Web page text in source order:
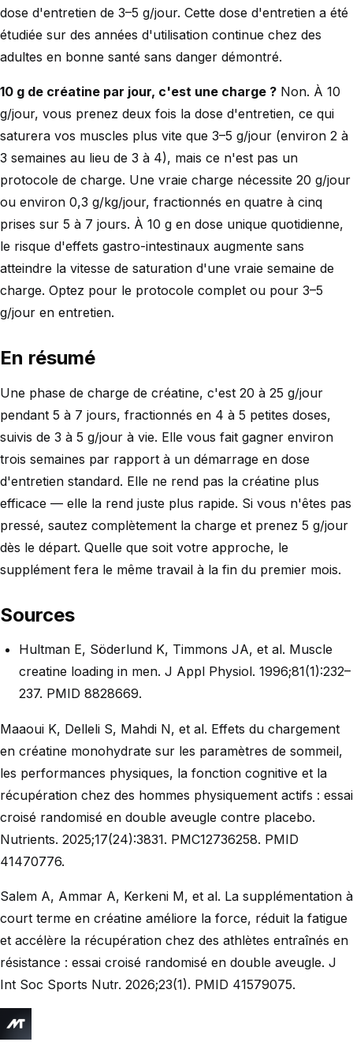
dose d'entretien de 3–5 g/jour. Cette dose d'entretien a été
étudiée sur des années d'utilisation continue chez des
adultes en bonne santé sans danger démontré.
10 g de créatine par jour, c'est une charge ? Non. À 10
g/jour, vous prenez deux fois la dose d'entretien, ce qui
saturera vos muscles plus vite que 3–5 g/jour (environ 2 à
3 semaines au lieu de 3 à 4), mais ce n'est pas un
protocole de charge. Une vraie charge nécessite 20 g/jour
ou environ 0,3 g/kg/jour, fractionnés en quatre à cinq
prises sur 5 à 7 jours. À 10 g en dose unique quotidienne,
le risque d'effets gastro-intestinaux augmente sans
atteindre la vitesse de saturation d'une vraie semaine de
charge. Optez pour le protocole complet ou pour 3–5
g/jour en entretien.
En résumé
Une phase de charge de créatine, c'est 20 à 25 g/jour
pendant 5 à 7 jours, fractionnés en 4 à 5 petites doses,
suivis de 3 à 5 g/jour à vie. Elle vous fait gagner environ
trois semaines par rapport à un démarrage en dose
d'entretien standard. Elle ne rend pas la créatine plus
efficace — elle la rend juste plus rapide. Si vous n'êtes pas
pressé, sautez complètement la charge et prenez 5 g/jour
dès le départ. Quelle que soit votre approche, le
supplément fera le même travail à la fin du premier mois.
Sources
Hultman E, Söderlund K, Timmons JA, et al. Muscle
creatine loading in men. J Appl Physiol. 1996;81(1):232–
237. PMID 8828669.
Maaoui K, Delleli S, Mahdi N, et al. Effets du chargement
en créatine monohydrate sur les paramètres de sommeil,
les performances physiques, la fonction cognitive et la
récupération chez des hommes physiquement actifs : essai
croisé randomisé en double aveugle contre placebo.
Nutrients. 2025;17(24):3831. PMC12736258. PMID
41470776.
Salem A, Ammar A, Kerkeni M, et al. La supplémentation à
court terme en créatine améliore la force, réduit la fatigue
et accélère la récupération chez des athlètes entraînés en
résistance : essai croisé randomisé en double aveugle. J
Int Soc Sports Nutr. 2026;23(1). PMID 41579075.